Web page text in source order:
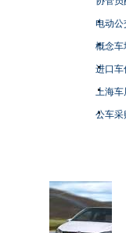
电动
概念车
进口车
上海
公车采